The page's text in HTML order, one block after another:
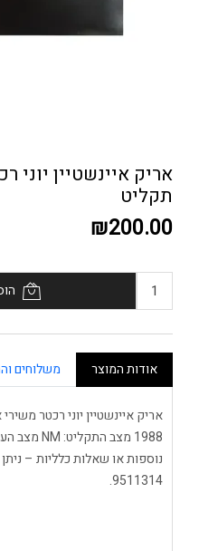
אריק איינשטיין
תקליט
₪200.00
אודות המוצר משלוחים
אריק איינשטיין יוני רכטר
9511314.